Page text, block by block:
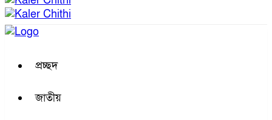
প্রচ্ছদ
জাতীয়